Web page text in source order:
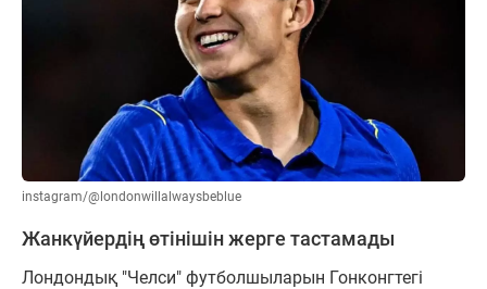
instagram/@londonwillalwaysbeblue
Жанкүйердің өтінішін жерге тастамады
Лондондық "Челси" футболшыларын Гонконгтегі